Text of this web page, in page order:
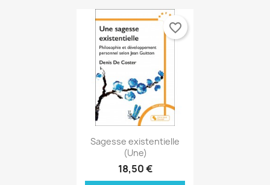
Aperçu rapide
Sagesse existentielle
(Une)
18,50 €
favorite_border